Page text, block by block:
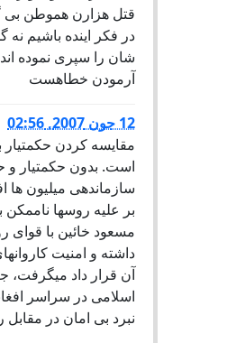
قتل هزارن هموطن بی
در فکر اینده باشیم نه
شان را سپری نموده
آرمودن خطاهست
12 جون 2007, 02:56
مقایسه کردن حکمتیار
است. بدون حکمتیار و
سازماندهی میلیون ها
بر علیه روسها ناممکن
مسعود خائین با
داشته و امنیت
آن قرار داد میگرفت،
اسلامی در سراسر
نبرد بی امان در مقابل